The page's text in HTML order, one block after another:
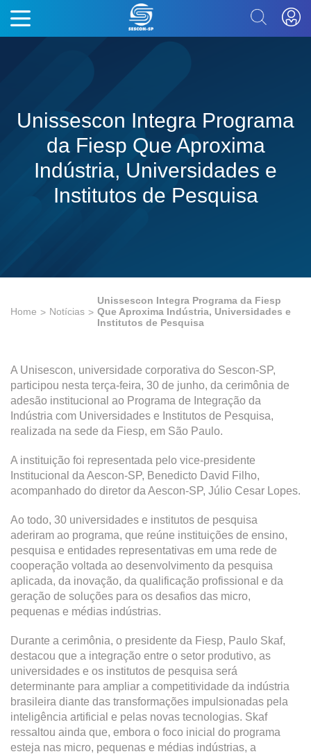
Unissescon Integra Programa
da Fiesp Que Aproxima
Indústria, Universidades e
Institutos de Pesquisa
Home Notícias
Unissescon Integra Programa da Fiesp
Que Aproxima Indústria, Universidades e
Institutos de Pesquisa
A Unisescon, universidade corporativa do Sescon-SP,
participou nesta terça-feira, 30 de junho, da cerimônia de
adesão institucional ao Programa de Integração da
Indústria com Universidades e Institutos de Pesquisa,
realizada na sede da Fiesp, em São Paulo.
A instituição foi representada pelo vice-presidente
Institucional da Aescon-SP, Benedicto David Filho,
acompanhado do diretor da Aescon-SP, Júlio Cesar Lopes.
Ao todo, 30 universidades e institutos de pesquisa
aderiram ao programa, que reúne instituições de ensino,
pesquisa e entidades representativas em uma rede de
cooperação voltada ao desenvolvimento da pesquisa
aplicada, da inovação, da qualificação profissional e da
geração de soluções para os desafios das micro,
pequenas e médias indústrias.
Durante a cerimônia, o presidente da Fiesp, Paulo Skaf,
destacou que a integração entre o setor produtivo, as
universidades e os institutos de pesquisa será
determinante para ampliar a competitividade da indústria
brasileira diante das transformações impulsionadas pela
inteligência artificial e pelas novas tecnologias. Skaf
ressaltou ainda que, embora o foco inicial do programa
esteja nas micro, pequenas e médias indústrias, a